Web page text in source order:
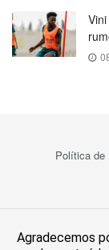
Política de
Agradecemos